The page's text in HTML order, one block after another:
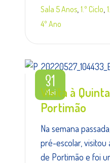
Sala 5 Anos 1.º Ciclo
4º Ano
31
Mai
Visita à
Portimão
Na semana
pré-escolar, visitou
de Portimão e foi